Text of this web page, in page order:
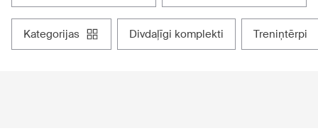
kategorijas divdaļīgi komplekti treniņtērpi